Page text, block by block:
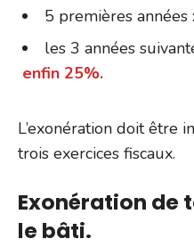
5 premières années
les 3 années
enfin 25%.
L’exonération doit être
trois exercices fiscaux.
Exonération de
le bâti.